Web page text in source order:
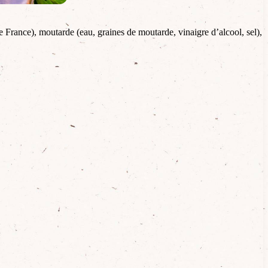
moutarde (eau, graines de moutarde, vinaigre d’alcool, sel),